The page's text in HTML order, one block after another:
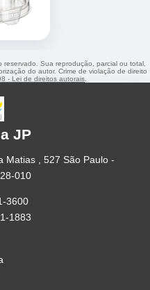
reservado. Sua reprodução, parcial ou total,
do autor. Crime de violação de direito
- Lei de direitos autorais
JP
Matias , 527 São Paulo -
010
3600
1883